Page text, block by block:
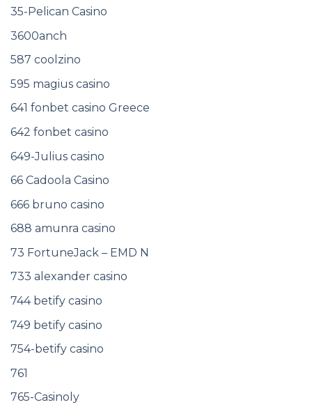
35-Pelican Casino
3600anch
587 coolzino
595 magius casino
641 fonbet casino Greece
642 fonbet casino
649-Julius casino
66 Cadoola Casino
666 bruno casino
688 amunra casino
73 FortuneJack – EMD N
733 alexander casino
744 betify casino
749 betify casino
754-betify casino
761
765-Casinoly